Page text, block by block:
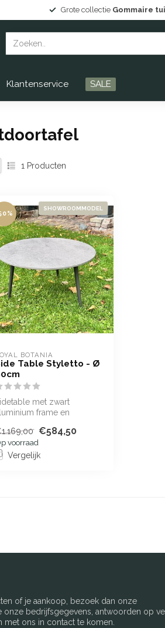
Grote collectie Gommaire
Klantenservice SALE
1 Producten
SHOWROOMMODEL
BOTANIA
Table Styletto - Ø
met zwart
frame en
Marronn...€584,50
voorraad
Vergelijk
of je aankoop, bezoek dan onze
onze bedrijfsgegevens, antwoorden op
met ons in contact te komen.